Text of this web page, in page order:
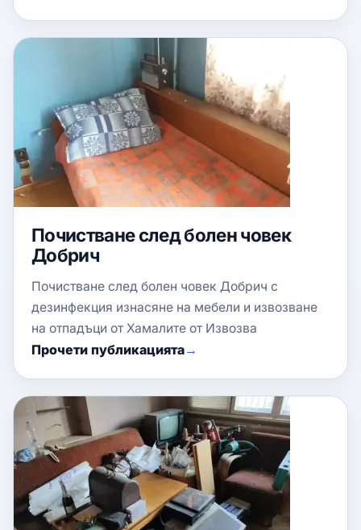
Почистване след болен човек
Добрич
Почистване след болен човек Добрич с
дезинфекция изнасяне на мебели и извозване
на отпадъци от Хамалите от Извозва
Прочети публикацията